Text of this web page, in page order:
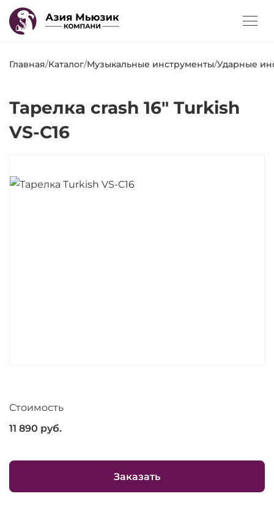
Главная/Каталог/Музыкальные инструменты/Ударные
Тарелка crash 16" Turkish
VS-C16
Стоимость
11 890 руб.
Заказать